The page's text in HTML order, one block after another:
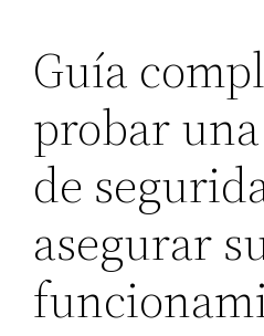
Guía
probar
de
asegurar